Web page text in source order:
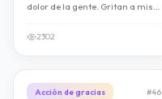
dolor de la gente. Gritan a mis
2302
Acción de gracias #46